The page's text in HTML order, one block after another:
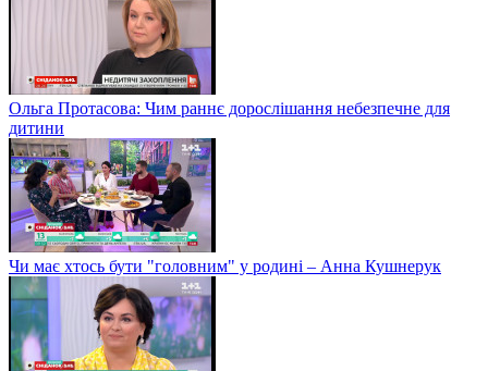
Ольга Протасова: Чим раннє дорослішання небезпечне для
дитини
Чи має хтось бути "головним" у родині – Анна Кушнерук